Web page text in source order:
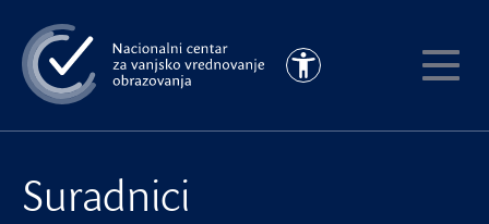
na
glavni
sadržaj
Pristupačnost
Suradnici